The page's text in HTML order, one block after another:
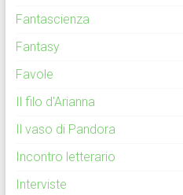
Fantascienza
Fantasy
Favole
Il filo d'Arianna
Il vaso di Pandora
Incontro letterario
Interviste